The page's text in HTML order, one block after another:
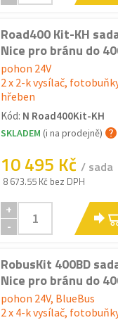
Road400 Kit-KH
Nice pro bránu do
pohon 24V
2 x 2-k vysílač,
hřeben
Kód: N Road400Kit-KH
SKLADEM (i na prodejně)
10 495 Kč / sada
8 673.55 Kč bez DPH
+
-
RobusKit 400BD
Nice pro bránu do
pohon 24V, BlueBus
2 x 4-k vysílač,